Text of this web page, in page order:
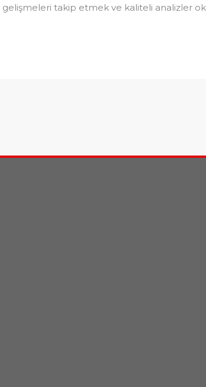
gelişmeleri takip etmek ve kaliteli analizler